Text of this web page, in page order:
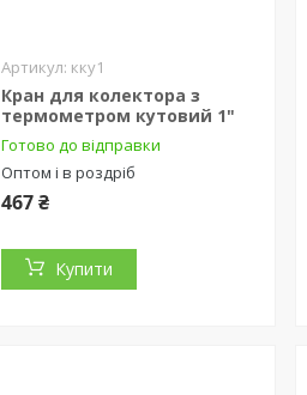
кку1
Кран для колектора з
термометром кутовий 1"
Готово до відправки
Оптом і в роздріб
467 ₴
Купити